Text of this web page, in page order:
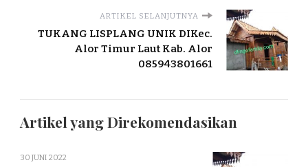
ARTIKEL SELANJUTNYA
TUKANG LISPLANG UNIK DIKec.
Alor Timur Laut Kab. Alor
085943801661
Artikel yang Direkomendasikan
30 JUNI 2022